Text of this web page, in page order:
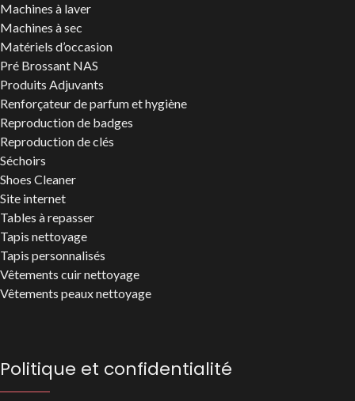
Machines à laver
Machines à sec
Matériels d’occasion
Pré Brossant NAS
Produits Adjuvants
Renforçateur de parfum et hygiène
Reproduction de badges
Reproduction de clés
Séchoirs
Shoes Cleaner
Site internet
Tables à repasser
Tapis nettoyage
Tapis personnalisés
Vêtements cuir nettoyage
Vêtements peaux nettoyage
Politique et confidentialité